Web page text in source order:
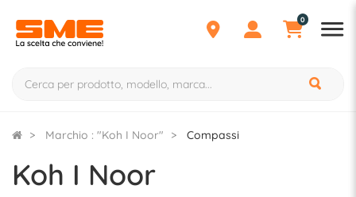
0
Marchio : "Koh I Noor" Compassi
Koh I Noor